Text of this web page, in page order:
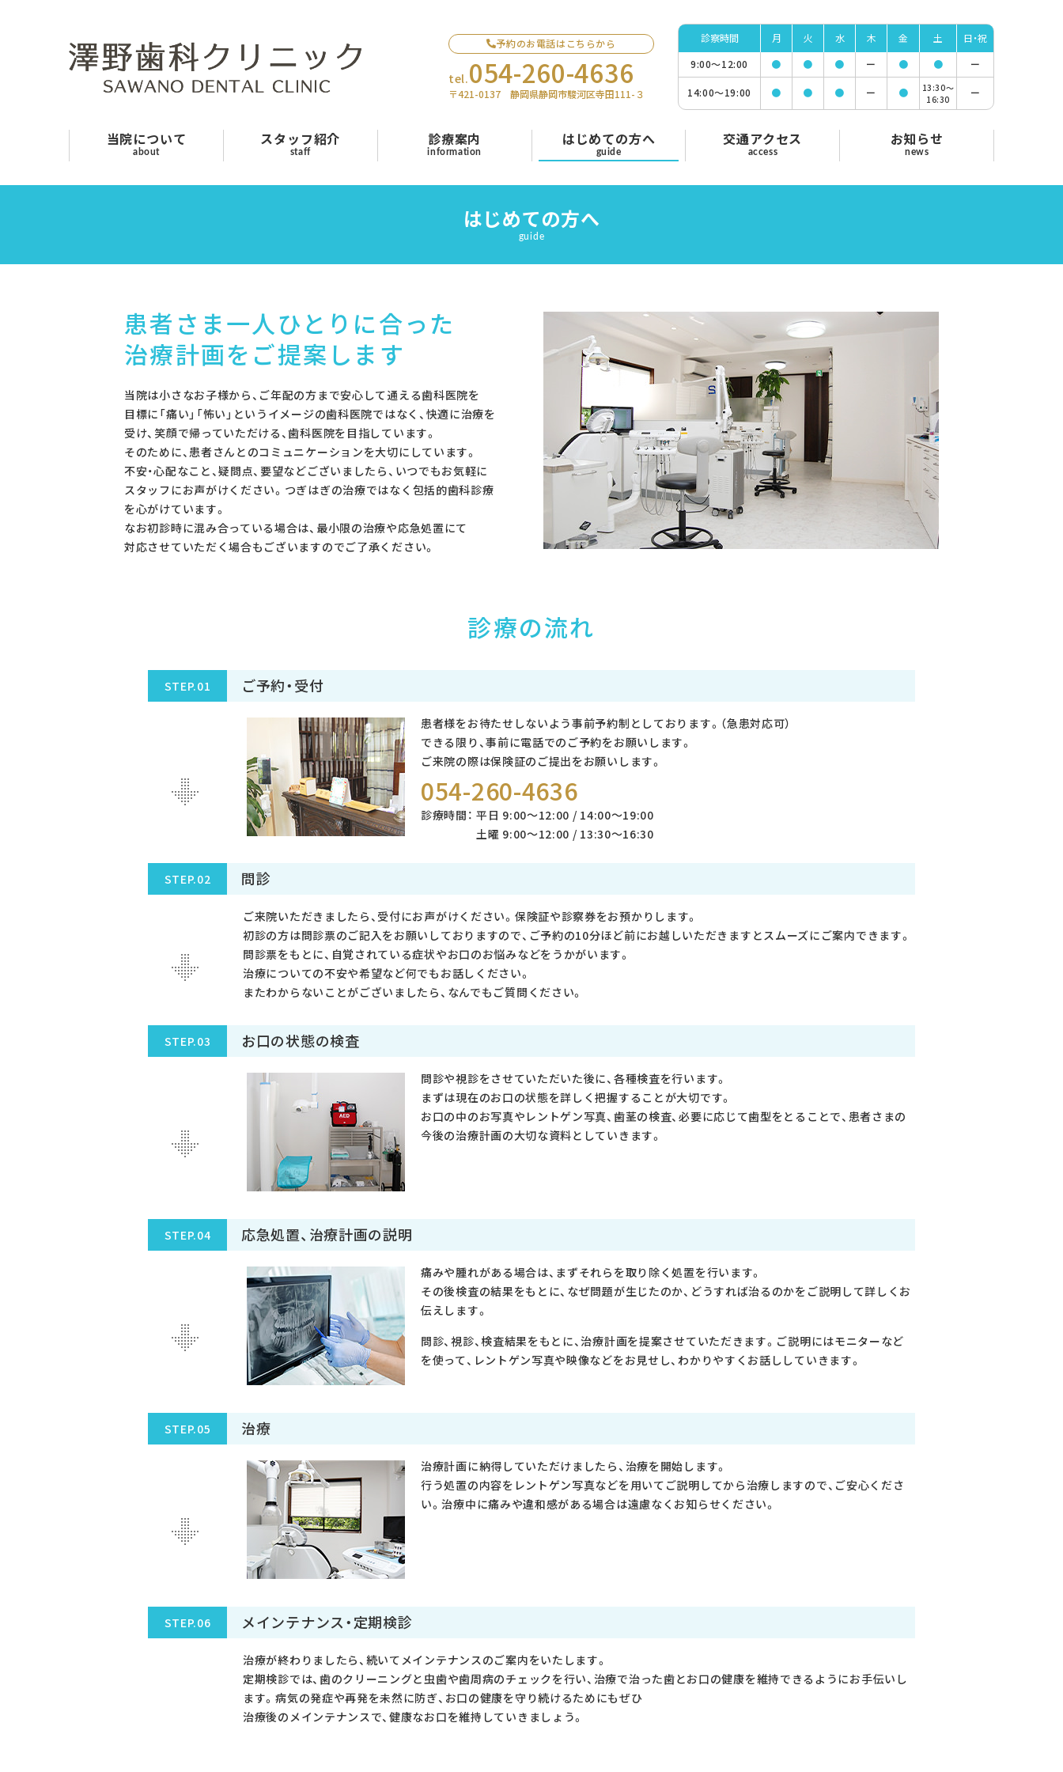
予約のお電話はこちらから
tel.054-260-4636
〒421-0137 静岡県静岡市駿河区寺田111-３
診察時間 月 火 水 木 金 土
日・祝
9:00〜12:00 ● ● ● ー ● ●
ー
14:00〜19:00 ● ● ● ー ●
13:30〜
16:30
ー
当院について
about
スタッフ紹介
staff
診療案内
information
はじめての方へ
guide
交通アクセス
access
お知らせ
news
はじめての方へ
guide
患者さま一人ひとりに合った
治療計画をご提案します
当院は小さなお子様から、ご年配の方まで安心して通える歯科医院を
目標に「痛い」「怖い」というイメージの歯科医院ではなく、快適に治療を
受け、笑顔で帰っていただける、歯科医院を目指しています。
そのために、患者さんとのコミュニケーションを大切にしています。
不安・心配なこと、疑問点、要望などございましたら、いつでもお気軽に
スタッフにお声がけください。つぎはぎの治療ではなく包括的歯科診療
を心がけています。
なお初診時に混み合っている場合は、最小限の治療や応急処置にて
対応させていただく場合もございますのでご了承ください。
診療の流れ
STEP.01 ご予約・受付
患者様をお待たせしないよう事前予約制としております。（急患対応可）
できる限り、事前に電話でのご予約をお願いします。
ご来院の際は保険証のご提出をお願いします。
054-260-4636
診療時間： 平日 9:00〜12:00 / 14:00〜19:00
土曜 9:00〜12:00 / 13:30〜16:30
STEP.02 問診
ご来院いただきましたら、受付にお声がけください。保険証や診察券をお預かりします。
初診の方は問診票のご記入をお願いしておりますので、ご予約の10分ほど前にお越しいただきますとスムーズにご案内できます。
問診票をもとに、自覚されている症状やお口のお悩みなどをうかがいます。
治療についての不安や希望など何でもお話しください。
またわからないことがございましたら、なんでもご質問ください。
STEP.03 お口の状態の検査
問診や視診をさせていただいた後に、各種検査を行います。
まずは現在のお口の状態を詳しく把握することが大切です。
お口の中のお写真やレントゲン写真、歯茎の検査、必要に応じて歯型をとることで、患者さまの
今後の治療計画の大切な資料としていきます。
STEP.04 応急処置、治療計画の説明
痛みや腫れがある場合は、まずそれらを取り除く処置を行います。
その後検査の結果をもとに、なぜ問題が生じたのか、どうすれば治るのかをご説明して詳しくお
伝えします。
問診、視診、検査結果をもとに、治療計画を提案させていただきます。ご説明にはモニターなど
を使って、レントゲン写真や映像などをお見せし、わかりやすくお話ししていきます。
STEP.05 治療
治療計画に納得していただけましたら、治療を開始します。
行う処置の内容をレントゲン写真などを用いてご説明してから治療しますので、ご安心くださ
い。治療中に痛みや違和感がある場合は遠慮なくお知らせください。
STEP.06 メインテナンス・定期検診
治療が終わりましたら、続いてメインテナンスのご案内をいたします。
定期検診では、歯のクリーニングと虫歯や歯周病のチェックを行い、治療で治った歯とお口の健康を維持できるようにお手伝いし
ます。病気の発症や再発を未然に防ぎ、お口の健康を守り続けるためにもぜひ
治療後のメインテナンスで、健康なお口を維持していきましょう。
スタッフ紹介
よくあるご質問
予約のお電話はこちらから
054-260-4636
（受付時間：9:00-18:45）
〒421-0137 静岡県静岡市駿河区寺田111-３